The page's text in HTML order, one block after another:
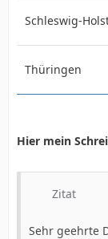
Schleswig-
Thüringen
Hier mein
Zitat
Sehr geehrte